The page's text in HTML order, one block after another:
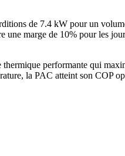
de 7.4 kW pour un
marge de 10% pour les
performante qui
la PAC atteint son COP